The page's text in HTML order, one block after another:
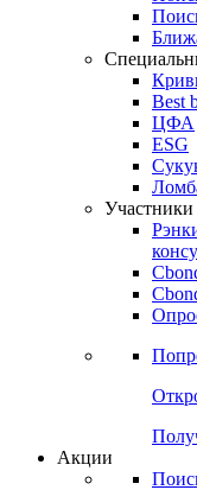
Облигации
Поиски
Best
ЦФА
ESG